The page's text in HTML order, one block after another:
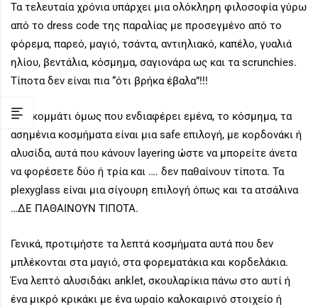
Τα τελευταία χρόνια υπάρχει μια ολόκληρη φιλοσοφία γύρω
από το dress code της παραλίας με προσεγμένο από το
φόρεμα, παρεό, μαγιό, τσάντα, αντιηλιακό, καπέλο, γυαλιά
ηλίου, βεντάλια, κόσμημα, σαγιονάρα ως και τα scrunchies.
Τίποτα δεν είναι πια “ότι βρήκα έβαλα”!!!
Στο κομμάτι όμως που ενδιαφέρει εμένα, το κόσμημα, τα
ασημένια κοσμήματα είναι μια safe επιλογή, με κορδονάκι ή
αλυσίδα, αυτά που κάνουν layering ώστε να μπορείτε άνετα
να φορέσετε δύο ή τρία και …. δεν παθαίνουν τίποτα. Τα
plexyglass είναι μια σίγουρη επιλογή όπως και τα ατσάλινα
…ΔΕ ΠΑΘΑΙΝΟΥΝ ΤΙΠΟΤΑ.
Γενικά, προτιμήστε τα λεπτά κοσμήματα αυτά που δεν
μπλέκονται στα μαγιό, στα φορεματάκια και κορδελάκια.
Ένα λεπτό αλυσιδάκι anklet, σκουλαρίκια πάνω στο αυτί ή
ένα μικρό κρικάκι με ένα ωραίο καλοκαιρινό στοιχείο ή